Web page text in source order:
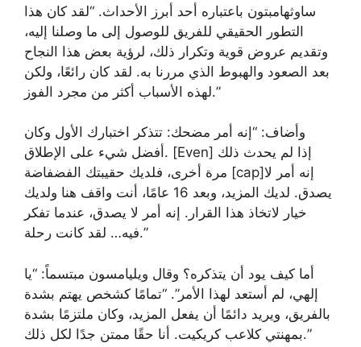
ساوثهامبتون باعتباره أحد أبرز الأحداث. “لقد كان هذا
التطور الحقيقي للفريق للوصول إلى ما وصلنا إليه،
وتقديم عروض قوية وتكرار ذلك، لرؤية بعض هذا النجاح
بعد الصعود والهبوط الذي مررنا به. لقد كان رائعًا، ولكن
لهذه الأسباب أكثر من مجرد الفوز.”
وأضاف: “إنه أمر مضحك: تتذكر اختبارك الأول وكان
أفضل شيء على الإطلاق. [Even] إذا لم يحدث ذلك
مرة أخرى، فلديك حقيبتك الفضفاضة [cap]إنه أمر لا
يصدق. لديك المزيد، وبعد 16 عامًا، أنت واقف هنا ولديك
خيار لاتخاذ هذا القرار. إنه أمر لا يصدق، عندما تفكر
فيه… لقد كانت رحلة.”
أما كيف يود أن يتذكره؟ وقال ويليامسون مبتسماً: “يا
إلهي، لم أستعد لهذا الأمر”. “تمامًا كشخص يهتم بشدة
بالفريق، ويريد دائمًا أن يفعل المزيد، وكان ملتزمًا بشدة
بمهنتي كلاعب كريكيت. أنا حقًا ممتن جدًا لكل ذلك.”